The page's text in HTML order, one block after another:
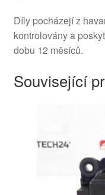
Díly pocházejí z
kontrolovány a
dobu 12 měsíců.
Související